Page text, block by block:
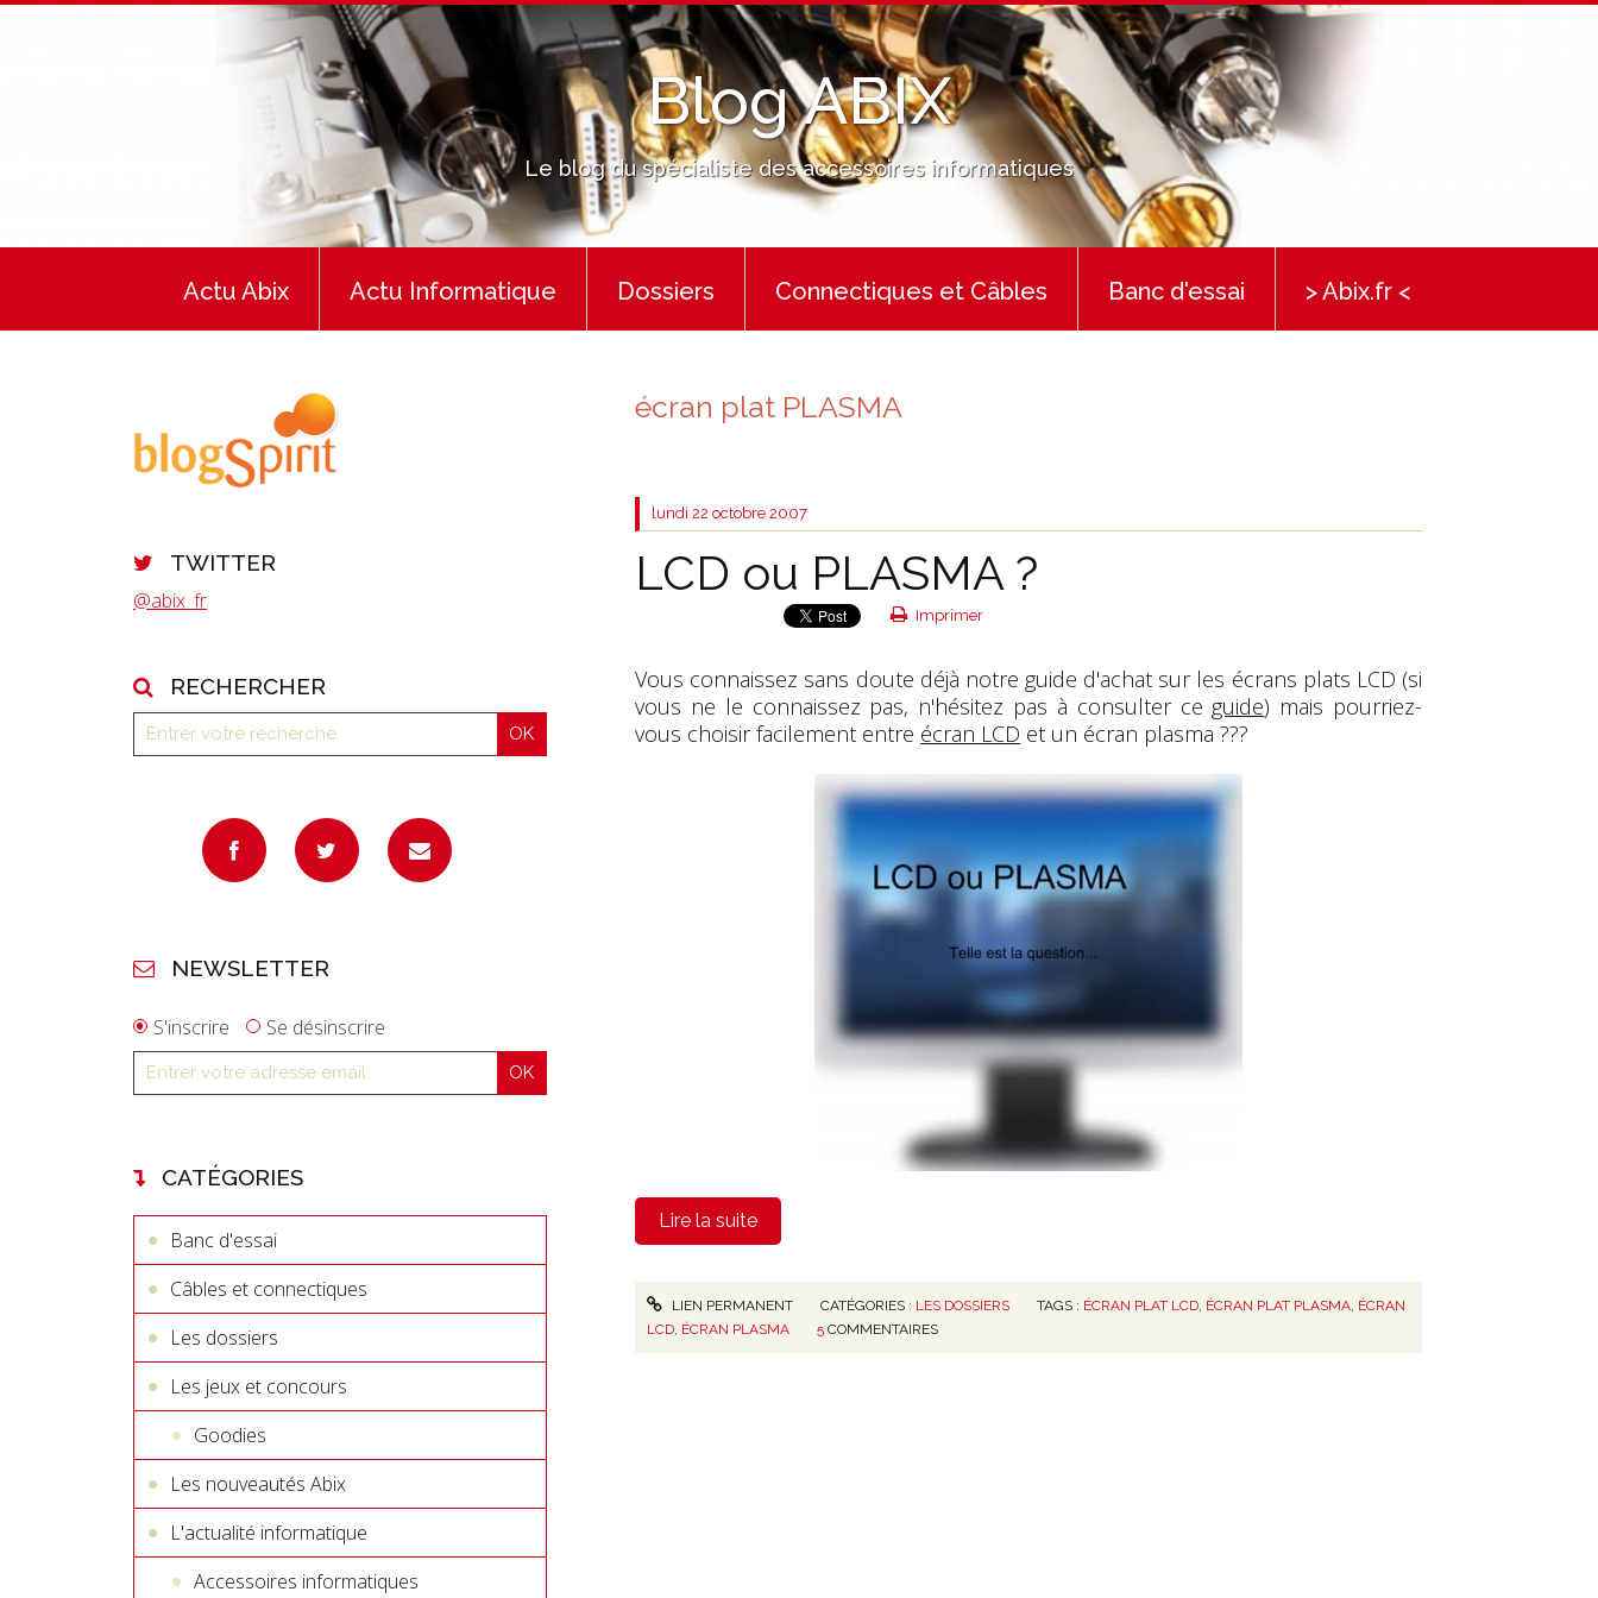
Blog ABIX
Le blog du spécialiste des accessoires informatiques
Actu Abix Actu Informatique Dossiers Connectiques et Câbles Banc d'essai > Abix.fr <
TWITTER
@abix_fr
RECHERCHER
NEWSLETTER
S'inscrire Se désinscrire
CATÉGORIES
Banc d'essai
Câbles et connectiques
Les dossiers
Les jeux et concours
Goodies
Les nouveautés Abix
L'actualité informatique
Accessoires informatiques
écran plat PLASMA
lundi 22 octobre 2007
LCD ou PLASMA ?
Imprimer
Vous connaissez sans doute déjà notre guide d'achat sur les écrans plats LCD (si
vous ne le connaissez pas, n'hésitez pas à consulter ce guide) mais pourriez-
vous choisir facilement entre écran LCD et un écran plasma ???
Lire la suite
LIEN PERMANENT CATÉGORIES : LES DOSSIERS TAGS : ÉCRAN PLAT LCD, ÉCRAN PLAT PLASMA, ÉCRAN
LCD, ÉCRAN PLASMA 5 COMMENTAIRES